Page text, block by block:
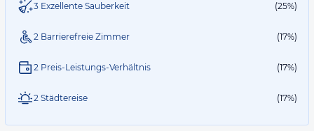
3 Exzellente Sauberkeit (25%)
2 Barrierefreie Zimmer (17%)
2 Preis-Leistungs-Verhältnis (17%)
2 Städtereise (17%)